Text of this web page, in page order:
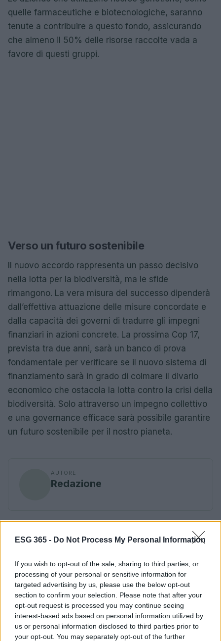
ESG 365 - Do Not Process My Personal Information
If you wish to opt-out of the sale, sharing to third parties, or
processing of your personal or sensitive information for
targeted advertising by us, please use the below opt-out
section to confirm your selection. Please note that after your
opt-out request is processed you may continue seeing
interest-based ads based on personal information utilized by
us or personal information disclosed to third parties prior to
your opt-out. You may separately opt-out of the further
quelle farmaceutiche e biotecnologiche, saranno
tenute a contribuire a questo fondo, assicurando
che almeno il 50% delle risorse raccolte vada a
favore di questi gruppi.
Verso un futuro sostenibile
Il nuovo accordo rappresenta un passo decisivo
nella lotta per la biodiversità, ma le sfide
rimangono. La vera misura del successo dipenderà
dall’effettiva attuazione delle misure concordate e
dalla capacità dei governi di tradurre gli impegni
finanziari in azioni concrete. La prossima Cop 17,
prevista tra due anni, sarà un banco di prova
fondamentale per verificare se il nuovo sistema di
finanziamento sarà in grado di colmare il divario
economico che ostacola la lotta contro la crisi della
biodiversità. Solo attraverso un impegno collettivo
e una governance efficace sarà possibile garantire
un futuro sostenibile per il nostro pianeta.
AUTORE
Redazione